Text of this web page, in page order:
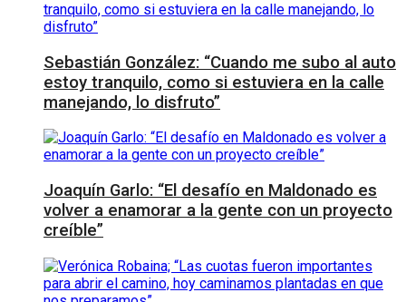
Sebastián González: “Cuando me subo al auto
estoy tranquilo, como si estuviera en la calle
manejando, lo disfruto”
Joaquín Garlo: “El desafío en Maldonado es
volver a enamorar a la gente con un proyecto
creíble”